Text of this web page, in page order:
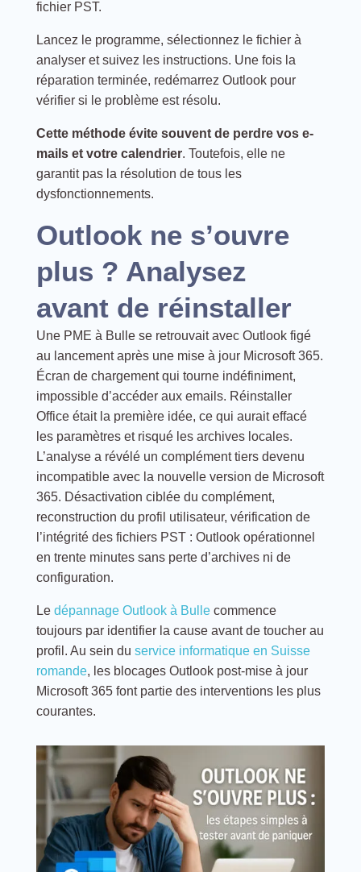
fichier PST.
Lancez le programme, sélectionnez le fichier à
analyser et suivez les instructions. Une fois la
réparation terminée, redémarrez Outlook pour
vérifier si le problème est résolu.
Cette méthode évite souvent de perdre vos e-
mails et votre calendrier. Toutefois, elle ne
garantit pas la résolution de tous les
dysfonctionnements.
Outlook ne s’ouvre
plus ? Analysez
avant de réinstaller
Une PME à Bulle se retrouvait avec Outlook figé
au lancement après une mise à jour Microsoft 365.
Écran de chargement qui tourne indéfiniment,
impossible d’accéder aux emails. Réinstaller
Office était la première idée, ce qui aurait effacé
les paramètres et risqué les archives locales.
L’analyse a révélé un complément tiers devenu
incompatible avec la nouvelle version de Microsoft
365. Désactivation ciblée du complément,
reconstruction du profil utilisateur, vérification de
l’intégrité des fichiers PST : Outlook opérationnel
en trente minutes sans perte d’archives ni de
configuration.
Le dépannage Outlook à Bullecommence
toujours par identifier la cause avant de toucher au
profil. Au sein du service informatique en Suisse
romande, les blocages Outlook post-mise à jour
Microsoft 365 font partie des interventions les plus
courantes.